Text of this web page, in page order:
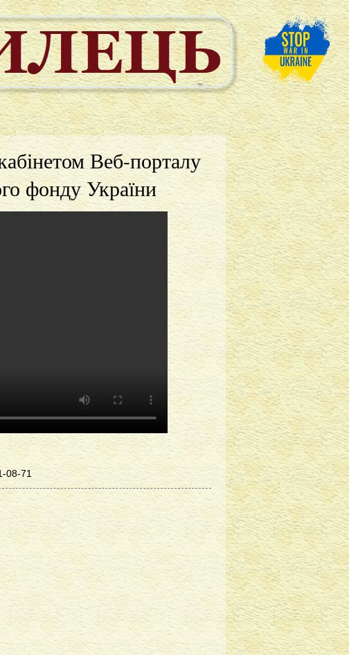
Веб-порталу
фонду України
08-71